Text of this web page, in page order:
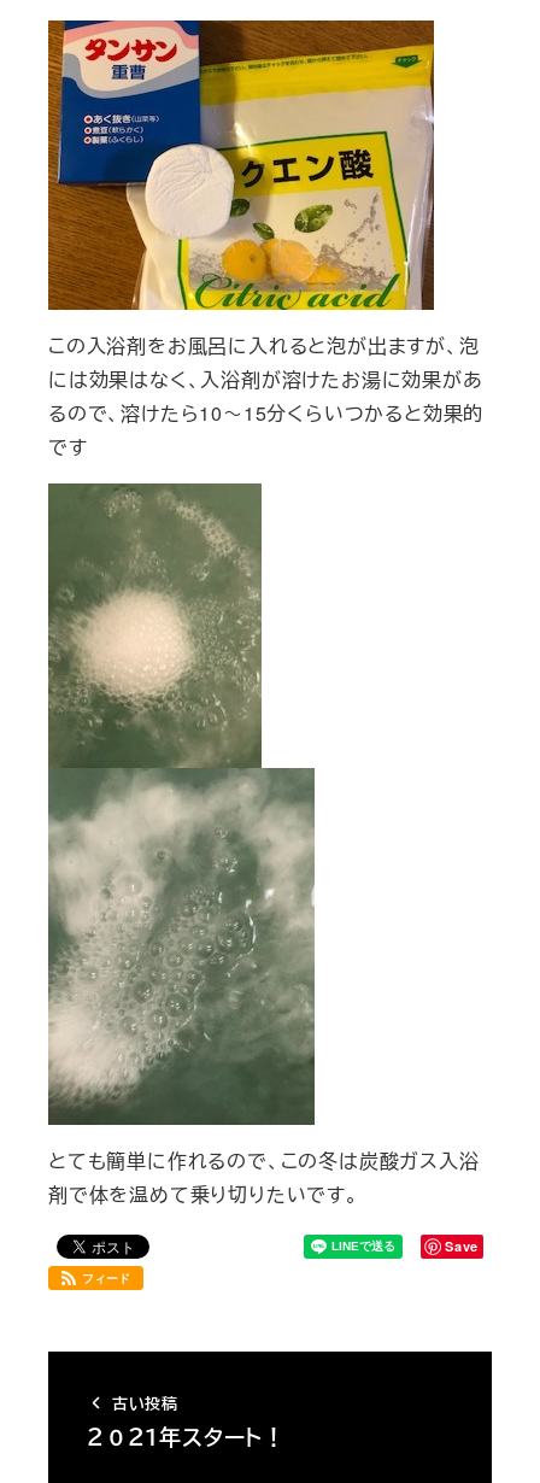
この入浴剤をお風呂に入れると泡が出ますが、泡
には効果はなく、入浴剤が溶けたお湯に効果があ
るので、溶けたら10～15分くらいつかると効果的
です
とても簡単に作れるので、この冬は炭酸ガス入浴
剤で体を温めて乗り切りたいです。
Save
フィード
古い投稿
２０２１年スタート！